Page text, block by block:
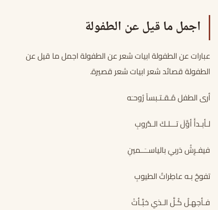
اجمل ما قيل عن الطفولة
عبارات عن الطفولة ابيات شعر عن الطفولة اجمل ما قيل عن
الطفولة قصائد شعر ابيات شعر قصيرة.
أرى الطفل مُـقـتـبساً رُوحـَه
لـأبـدأَ أوَّلَ تـــلـكَ الـدُّروبِ
فيفـرِشُ دَربيَ بالياســَــمينِ
تفوحُ بـه عاطِراتُ الطيوبِ
فـأجهـلُ كُـلَّ الـذي خبَّـأتْ